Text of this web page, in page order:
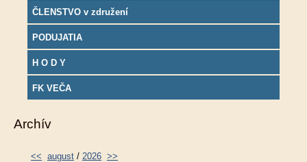
ČLENSTVO v združení
PODUJATIA
H O D Y
FK VEČA
Archív
<< august / 2026 >>